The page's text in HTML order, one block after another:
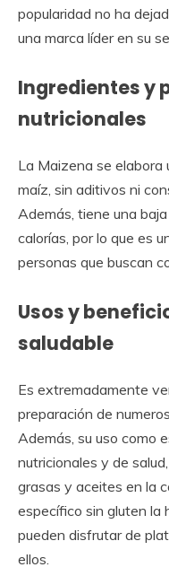
popularidad no ha
una marca líder en su
Ingredientes y
nutricionales
La Maizena se elabora
maíz, sin aditivos ni
Además, tiene una
calorías, por lo que es
personas que buscan
Usos y
saludable
Es extremadamente
preparación de
Además, su uso como
nutricionales y de
grasas y aceites en la
específico sin gluten la
pueden disfrutar de
ellos.